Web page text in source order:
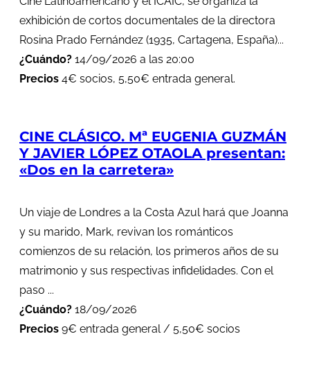
exhibición de cortos documentales de la directora
Rosina Prado Fernández (1935, Cartagena, España)...
¿Cuándo? 14/09/2026 a las 20:00
Precios 4€ socios, 5,50€ entrada general.
CINE CLÁSICO. Mª EUGENIA GUZMÁN
Y JAVIER LÓPEZ OTAOLA presentan:
«Dos en la carretera»
Un viaje de Londres a la Costa Azul hará que Joanna
y su marido, Mark, revivan los románticos
comienzos de su relación, los primeros años de su
matrimonio y sus respectivas infidelidades. Con el
paso ...
¿Cuándo? 18/09/2026
Precios 9€ entrada general / 5,50€ socios